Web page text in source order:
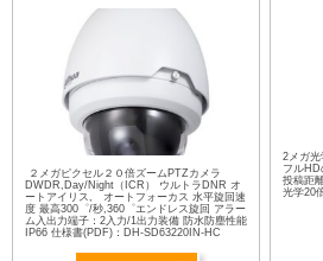
２メガピクセル２０倍ズームPTZカメラ
DWDR,Day/Night（ICR） ウルトラDNR オ
ートアイリス, オートフォーカス 水平旋回速
度 最高300゜/秒,360゜エンドレス旋回 アラー
ム入出力端子：2入力/1出力装備 防水防塵性能
IP66 仕様書(PDF)：DH-SD63220IN-HC
2メガ光
フルHD
投稿距
光学20